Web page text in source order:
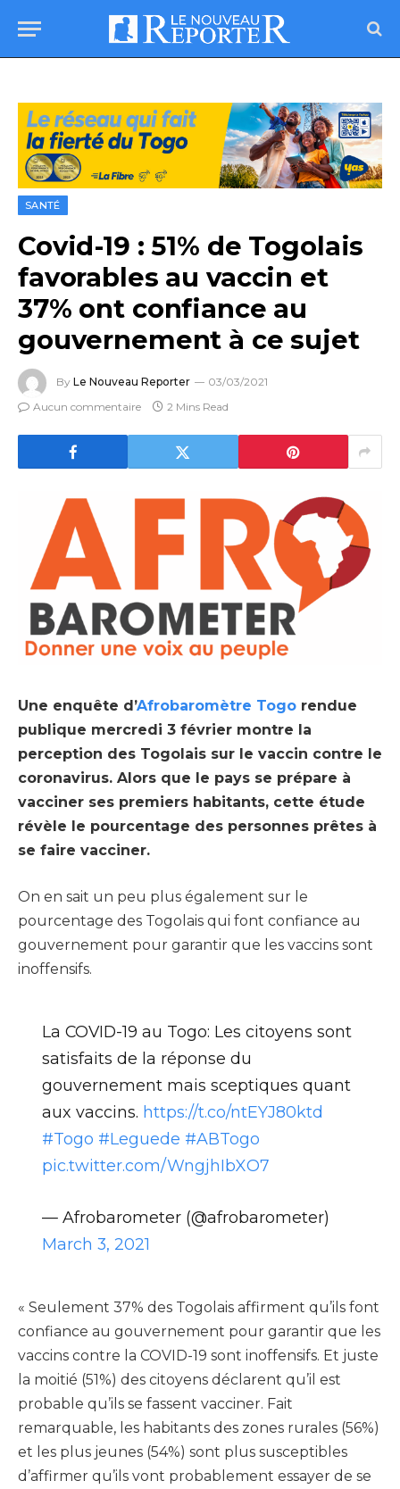
SANTÉ
Covid-19 : 51% de Togolais
favorables au vaccin et
37% ont confiance au
gouvernement à ce sujet
By Le Nouveau Reporter
03/03/2021
Aucun commentaire
2 Mins Read
Une enquête d’Afrobaromètre Togo rendue
publique mercredi 3 février montre la
perception des Togolais sur le vaccin contre le
coronavirus. Alors que le pays se prépare à
vacciner ses premiers habitants, cette étude
révèle le pourcentage des personnes prêtes à
se faire vacciner.
On en sait un peu plus également sur le
pourcentage des Togolais qui font confiance au
gouvernement pour garantir que les vaccins sont
inoffensifs.
La COVID-19 au Togo: Les citoyens sont
satisfaits de la réponse du
gouvernement mais sceptiques quant
aux vaccins. https://t.co/ntEYJ80ktd
#Togo #Leguede #ABTogo
pic.twitter.com/WngjhIbXO7
— Afrobarometer (@afrobarometer)
March 3, 2021
« Seulement 37% des Togolais affirment qu’ils font
confiance au gouvernement pour garantir que les
vaccins contre la COVID-19 sont inoffensifs. Et juste
la moitié (51%) des citoyens déclarent qu’il est
probable qu’ils se fassent vacciner. Fait
remarquable, les habitants des zones rurales (56%)
et les plus jeunes (54%) sont plus susceptibles
d’affirmer qu’ils vont probablement essayer de se